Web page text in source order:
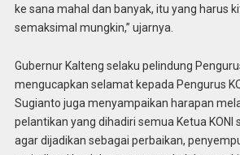
ke sana mahal dan banyak, itu yang harus
semaksimal mungkin,” ujarnya.
Gubernur Kalteng selaku pelindung
mengucapkan selamat kepada Pengurus
Sugianto juga menyampaikan harapan
pelantikan yang dihadiri semua Ketua KONI
agar dijadikan sebagai perbaikan,